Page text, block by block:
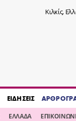
Κιλκίς,
ΕΙΔΗΣΕΙΣ
ΕΛΛΑΔΑ